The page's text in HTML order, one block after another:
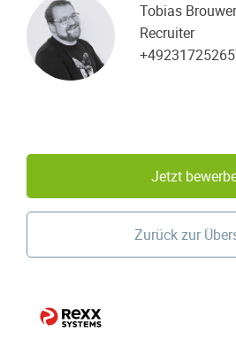
Tobias Brouwer
Recruiter
Jetzt
Zurück zur